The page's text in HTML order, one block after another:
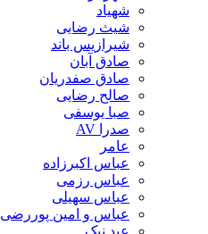
شهیاد
شیث رضایی
شیرازیس باند
صادق آبان
صادق صفدریان
صالح رضایی
صبا یوسفی
صدرا AV
عامر
عباس اکبرزاده
عباس رزمی
عباس سهیلی
عباس و امین پوررضی